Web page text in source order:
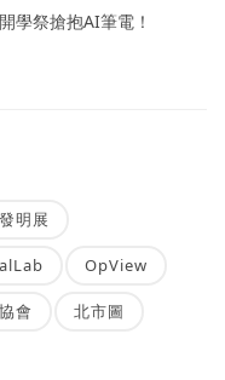
學祭搶抱AI筆電！
明展
OpView
會 北市圖